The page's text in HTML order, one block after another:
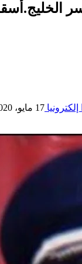
17 مايو، 2020